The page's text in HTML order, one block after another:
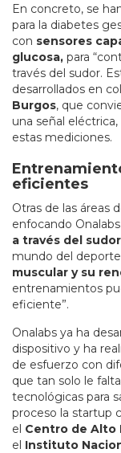
En concreto, se
para la diabetes
con sensores
glucosa, para
través del sudor.
desarrollados en
Burgos, que
una señal
estas mediciones.
eficientes
Otras de las áreas
enfocando
a través del sudor
mundo del
muscular y su
entrenamientos
eficiente”.
Onalabs ya ha
dispositivo y ha
de esfuerzo con
que tan solo le
tecnológicas para
proceso la startup
el Centro de Alto
el Instituto